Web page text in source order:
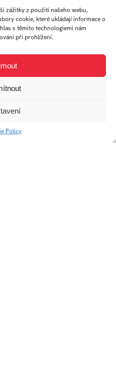
zážitky z použití našeho webu,
cookie, které ukládají informace o
s těmito technologiemi nám
při prohlížení.
Policy
YTB LI